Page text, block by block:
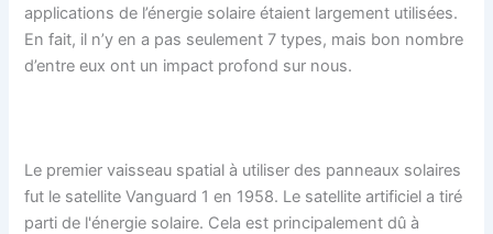
applications de l’énergie solaire étaient largement utilisées.
En fait, il n’y en a pas seulement 7 types, mais bon nombre
d’entre eux ont un impact profond sur nous.
Le premier vaisseau spatial à utiliser des panneaux solaires
fut le satellite Vanguard 1 en 1958. Le satellite artificiel a tiré
parti de l'énergie solaire. Cela est principalement dû à